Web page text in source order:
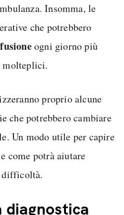
Insomma, le
che potrebbero
ogni giorno più
molteplici.
proprio alcune
che potrebbero cambiare
Un modo utile per capire
come potrà aiutare
difficoltà.
diagnostica